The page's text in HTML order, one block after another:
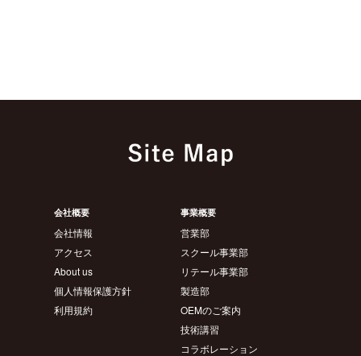
会社概要
会社情報
アクセス
About us
個人情報保護方針
利用規約
事業概要
営業部
スクール事業部
リテール事業部
製造部
OEMのご案内
技術講習
コラボレーション